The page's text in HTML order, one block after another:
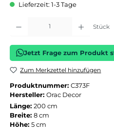
Lieferzeit: 1-3 Tage
Produkt Anzahl: Gib den
Stück
Jetzt Frage zum Produkt
Zum Merkzettel hinzufügen
Produktnummer: C373F
Hersteller: Orac Decor
Länge: 200 cm
Breite: 8 cm
Höhe: 5 cm